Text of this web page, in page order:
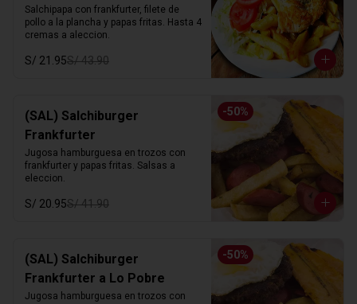
Salchipapa con frankfurter, filete de
pollo a la plancha y papas fritas. Hasta 4
cremas a aleccion.
S/ 21.95S/ 43.90
-50%
(SAL) Salchiburger
Frankfurter
Jugosa hamburguesa en trozos con
frankfurter y papas fritas. Salsas a
eleccion.
S/ 20.95S/ 41.90
-50%
(SAL) Salchiburger
Frankfurter a Lo Pobre
Jugosa hamburguesa en trozos con